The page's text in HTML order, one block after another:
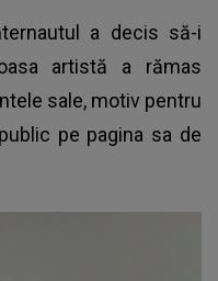
a decis să-i
artistă a rămas
sale, motiv pentru
pe pagina sa de